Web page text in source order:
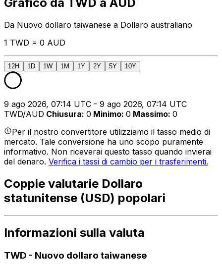
Da Nuovo dollaro taiwanese a Dollaro australiano
1 TWD = 0 AUD
12H 1D 1W 1M 1Y 2Y 5Y 10Y
9 ago 2026, 07:14 UTC - 9 ago 2026, 07:14 UTC
TWD/AUD Chiusura: 0 Minimo: 0 Massimo: 0
Per il nostro convertitore utilizziamo il tasso medio di
mercato. Tale conversione ha uno scopo puramente
informativo. Non riceverai questo tasso quando invierai
del denaro. Verifica i tassi di cambio per i trasferimenti.
Coppie valutarie Dollaro
statunitense (USD) popolari
Informazioni sulla valuta
TWD - Nuovo dollaro taiwanese